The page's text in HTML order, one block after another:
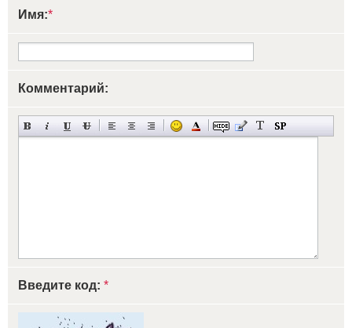
Имя:*
Комментарий:
Введите код: *